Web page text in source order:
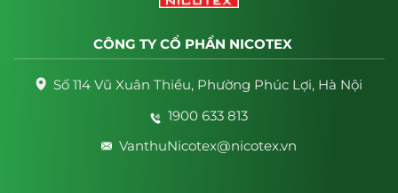
CÔNG TY CỔ PHẦN NICOTEX
Số 114 Vũ Xuân Thiều, Phường Phúc Lợi, Hà Nội
1900 633 813
VanthuNicotex@nicotex.vn